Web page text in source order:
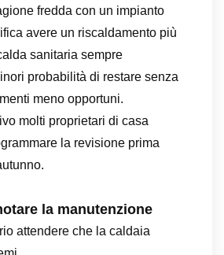
fredda con un impianto
avere un riscaldamento più
sanitaria sempre
probabilità di restare senza
meno opportuni.
molti proprietari di casa
la revisione prima
la manutenzione
attendere che la caldaia